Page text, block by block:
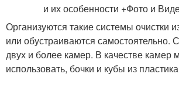
Организуются такие системы очистки
или обустраиваются самостоятельно.
двух и более камер. В качестве камер
использовать, бочки и кубы из